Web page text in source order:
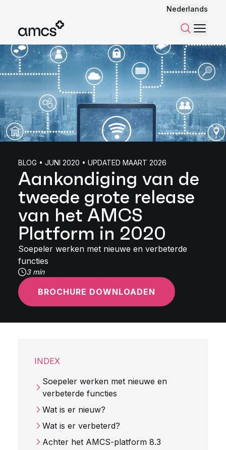
Nederlands
ZoekenMenu
BLOG • JUNI 2020 • UPDATED MAART 2026
Aankondiging van de
tweede grote release
van het AMCS
Platform in 2020
Soepeler werken met nieuwe en verbeterde
functies
3 min
BROCHURE DOWNLOADEN
INDEX
Soepeler werken met nieuwe en
verbeterde functies
Wat is er nieuw?
Wat is er verbeterd?
Achter het AMCS-platform 8.3